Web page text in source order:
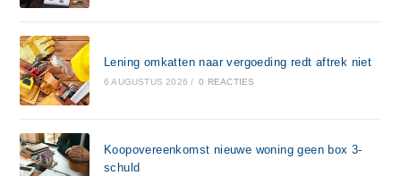
Lening omkatten naar vergoeding redt aftrek niet
6 AUGUSTUS 2026 / 0 REACTIES
Koopovereenkomst nieuwe woning geen box 3-
schuld